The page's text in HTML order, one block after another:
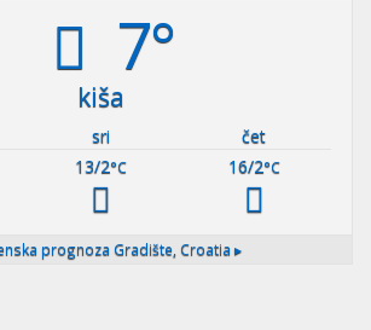
7°
kiša
sri
čet
13/2°C 16/2°C
prognoza Gradište, Croatia ▸